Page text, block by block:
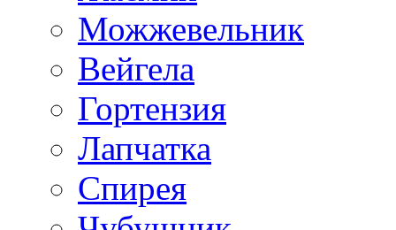
Можжевельник
Вейгела
Гортензия
Лапчатка
Спирея